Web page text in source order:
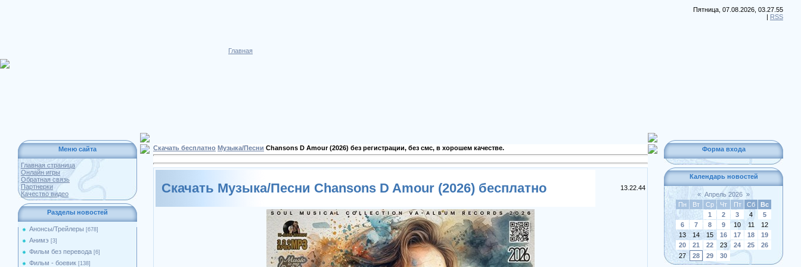
Главная
Пятница, 07.08.2026, 03.27.55
| RSS
Меню сайта
Главная страница
Онлайн игры
Обратная связь
Партнерки
Качество видео
Разделы новостей
Анонсы/Трейлеры [678]
Анимэ [3]
Фильм без перевода [6]
Фильм - боевик [138]
Скачать бесплатно Музыка/Песни Chansons D Amour (2026) без регистрации, без смс, в хорошем качестве.
Скачать Музыка/Песни Chansons D Amour (2026) бесплатно 13.22.44
Форма входа
Календарь новостей
« Апрель 2026 »
Пн
Вт Ср Чт Пт Сб
Вс
1
2 3 4
5
6
7 8 9 10 11
12
13
14 15 16 17 18
19
20
21 22 23 24 25
26
27
28 29 30